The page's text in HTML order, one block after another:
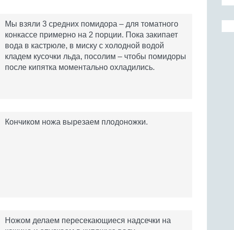
Мы взяли 3 средних помидора – для томатного
конкассе примерно на 2 порции. Пока закипает
вода в кастрюле, в миску с холодной водой
кладем кусочки льда, посолим – чтобы помидоры
после кипятка моментально охладились.
Кончиком ножа вырезаем плодоножки.
Ножом делаем пересекающиеся надсечки на